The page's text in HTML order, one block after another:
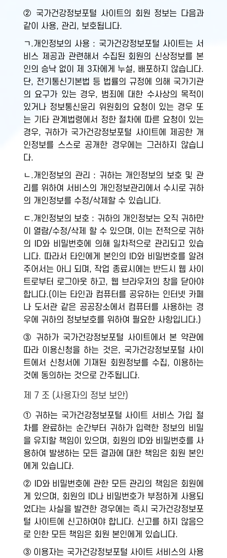
② 국가건강정보포털 사이트의 회원 정보는 다음과
같이 사용, 관리, 보호됩니다.
ㄱ.개인정보의 사용 : 국가건강정보포털 사이트는 서
비스 제공과 관련해서 수집된 회원의 신상정보를 본
인의 승낙 없이 제 3자에게 누설, 배포하지 않습니다.
단, 전기통신기본법 등 법률의 규정에 의해 국가기관
의 요구가 있는 경우, 범죄에 대한 수사상의 목적이
있거나 정보통신윤리 위원회의 요청이 있는 경우 또
는 기타 관계법령에서 정한 절차에 따른 요청이 있는
경우, 귀하가 국가건강정보포털 사이트에 제공한 개
인정보를 스스로 공개한 경우에는 그러하지 않습니
다.
ㄴ.개인정보의 관리 : 귀하는 개인정보의 보호 및 관
리를 위하여 서비스의 개인정보관리에서 수시로 귀하
의 개인정보를 수정/삭제할 수 있습니다.
ㄷ.개인정보의 보호 : 귀하의 개인정보는 오직 귀하만
이 열람/수정/삭제 할 수 있으며, 이는 전적으로 귀하
의 ID와 비밀번호에 의해 일차적으로 관리되고 있습
니다. 따라서 타인에게 본인의 ID와 비밀번호를 알려
주어서는 아니 되며, 작업 종료시에는 반드시 웹 사이
트로부터 로그아웃 하고, 웹 브라우저의 창을 닫아야
합니다.(이는 타인과 컴퓨터를 공유하는 인터넷 카페
나 도서관 같은 공공장소에서 컴퓨터를 사용하는 경
우에 귀하의 정보보호를 위하여 필요한 사항입니다.)
③ 귀하가 국가건강정보포털 사이트에서 본 약관에
따라 이용신청을 하는 것은, 국가건강정보포털 사이
트에서 신청서에 기재된 회원정보를 수집, 이용하는
것에 동의하는 것으로 간주됩니다.
제 7 조 (사용자의 정보 보안)
① 귀하는 국가건강정보포털 사이트 서비스 가입 절
차를 완료하는 순간부터 귀하가 입력한 정보의 비밀
을 유지할 책임이 있으며, 회원의 ID와 비밀번호를 사
용하여 발생하는 모든 결과에 대한 책임은 회원 본인
에게 있습니다.
② ID와 비밀번호에 관한 모든 관리의 책임은 회원에
게 있으며, 회원의 ID나 비밀번호가 부정하게 사용되
었다는 사실을 발견한 경우에는 즉시 국가건강정보포
털 사이트에 신고하여야 합니다. 신고를 하지 않음으
로 인한 모든 책임은 회원 본인에게 있습니다.
③ 이용자는 국가건강정보포털 사이트 서비스의 사용